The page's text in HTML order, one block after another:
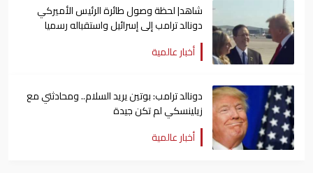
شاهد| لحظة وصول طائرة الرئيس الأميركي
دونالد ترامب إلى إسرائيل واستقباله رسميا
أخبار عالمية
دونالد ترامب: بوتين يريد السلام.. ومحادثتي مع
زيلينسكي لم تكن جيدة
أخبار عالمية